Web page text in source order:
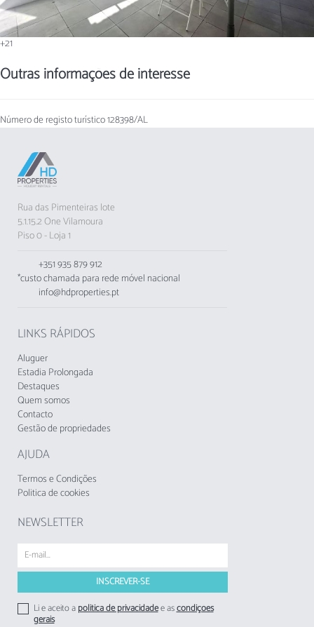
+21
Outras informações de interesse
Número de registo turístico128398/AL
Rua das Pimenteiras lote
5.1.15.2 One Vilamoura
Piso 0 - Loja 1
+351 935 879 912
*custo chamada para rede móvel nacional
info@hdproperties.pt
LINKS RÁPIDOS
Aluguer
Estadia Prolongada
Destaques
Quem somos
Contacto
Gestão de propriedades
AJUDA
Termos e Condições
Politica de cookies
NEWSLETTER
Li e aceito apolitica de privacidadee ascondições
gerais